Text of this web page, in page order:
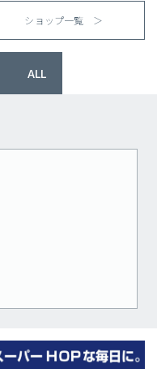
ショップ一覧 ＞
ALL